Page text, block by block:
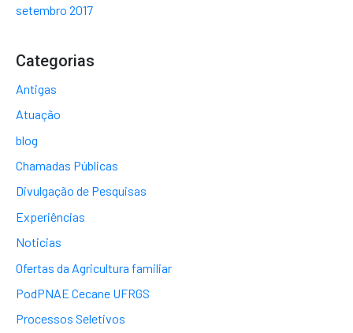
setembro 2017
Categorias
Antigas
Atuação
blog
Chamadas Públicas
Divulgação de Pesquisas
Experiências
Noticias
Ofertas da Agricultura familiar
PodPNAE Cecane UFRGS
Processos Seletivos